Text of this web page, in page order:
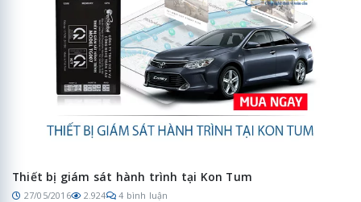
Thiết bị giám sát hành trình tại Kon Tum
27/05/2016 2.924 4 bình luận